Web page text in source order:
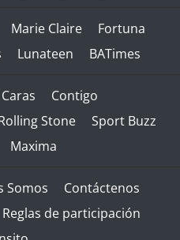
Marie Claire
Fortuna
Lunateen BATimes
Caras
Contigo
Stone
Sport Buzz
Maxima
Somos
Contáctenos
Reglas de participación